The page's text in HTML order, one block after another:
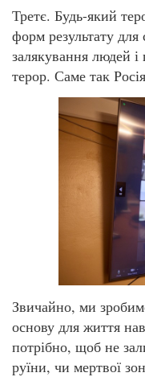
Третє. Будь-який
форм результату
залякування людей і
терор. Саме так
Звичайно, ми
основу для життя
потрібно, щоб не
руїни, чи мертвої